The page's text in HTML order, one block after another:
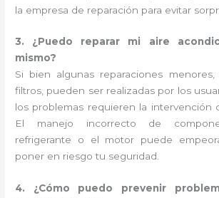
la empresa de reparación para evitar
3. ¿Puedo reparar mi aire
mismo?
Si bien algunas reparaciones
filtros, pueden ser realizadas por los
los problemas requieren la intervención
El manejo incorrecto de
refrigerante o el motor puede
poner en riesgo tu seguridad.
4. ¿Cómo puedo prevenir